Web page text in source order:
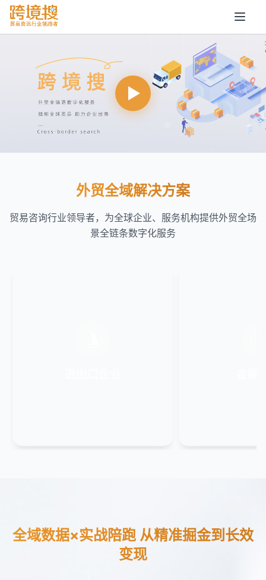
外贸全域解决方案
贸易咨询行业领导者，为全球企业、服务机构提供外贸全场
景全链条数字化服务
全域数据×实战陪跑 从精准掘金到长效
变现